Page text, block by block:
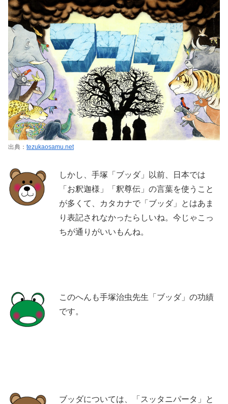
出典： tezukaosamu.net
しかし、手塚「ブッダ」以前、日本では
「お釈迦様」「釈尊伝」の言葉を使うこと
が多くて、カタカナで「ブッダ」とはあま
り表記されなかったらしいね。今じゃこっ
ちが通りがいいもんね。
このへんも手塚治虫先生「ブッダ」の功績
です。
ブッダについては、「スッタニパータ」と